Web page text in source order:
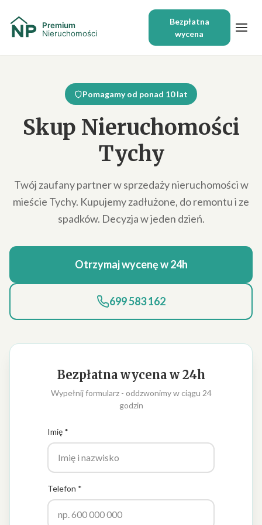
Bezpłatna
wycena
Pomagamy od ponad 10 lat
Skup Nieruchomości
Tychy
Twój zaufany partner w sprzedaży nieruchomości w
mieście Tychy. Kupujemy zadłużone, do remontu i ze
spadków. Decyzja w jeden dzień.
Otrzymaj wycenę w 24h
699 583 162
Bezpłatna wycena w 24h
Wypełnij formularz - oddzwonimy w ciągu 24
godzin
Imię *
Telefon *